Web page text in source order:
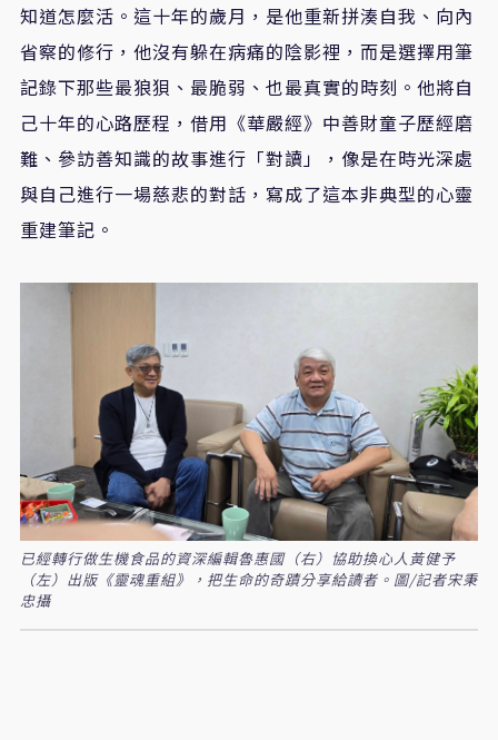
知道怎麼活。這十年的歲月，是他重新拼湊自我、向內
省察的修行，他沒有躲在病痛的陰影裡，而是選擇用筆
記錄下那些最狼狽、最脆弱、也最真實的時刻。他將自
己十年的心路歷程，借用《華嚴經》中善財童子歷經磨
難、參訪善知識的故事進行「對讀」，像是在時光深處
與自己進行一場慈悲的對話，寫成了這本非典型的心靈
重建筆記。
已經轉行做生機食品的資深編輯魯惠國（右）協助換心人黃健予
（左）出版《靈魂重組》，把生命的奇蹟分享給讀者。圖/記者宋秉
忠攝